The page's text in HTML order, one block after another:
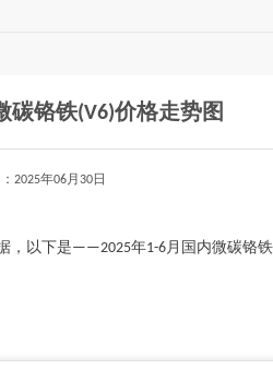
碳铬铁(V6)价格走势图
2025年06月30日
，以下是——2025年1-6月国内微碳铬